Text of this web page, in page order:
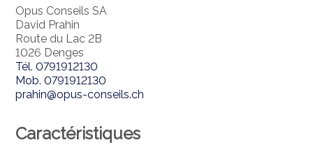
Opus Conseils SA
David Prahin
Route du Lac 2B
1026 Denges
Tél.0791912130
Mob.0791912130
prahin@opus-conseils.ch
Caractéristiques